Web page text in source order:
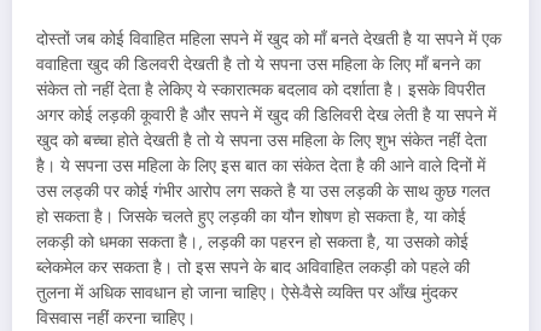
दोस्तों जब कोई विवाहित महिला सपने में खुद को माँ बनते देखती है या सपने में एक
ववाहिता खुद की डिलवरी देखती है तो ये सपना उस महिला के लिए माँ बनने का
संकेत तो नहीं देता है लेकिए ये स्कारात्मक बदलाव को दर्शाता है। इसके विपरीत
अगर कोई लड़की कूवारी है और सपने में खुद की डिलिवरी देख लेती है या सपने में
खुद को बच्चा होते देखती है तो ये सपना उस महिला के लिए शुभ संकेत नहीं देता
है। ये सपना उस महिला के लिए इस बात का संकेत देता है की आने वाले दिनों में
उस लड्की पर कोई गंभीर आरोप लग सकते है या उस लड़की के साथ कुछ गलत
हो सकता है। जिसके चलते हुए लड़की का यौन शोषण हो सकता है, या कोई
लकड़ी को धमका सकता है।, लड़की का पहरन हो सकता है, या उसको कोई
ब्लेकमेल कर सकता है। तो इस सपने के बाद अविवाहित लकड़ी को पहले की
तुलना में अधिक सावधान हो जाना चाहिए। ऐसे-वैसे व्यक्ति पर आँख मुंदकर
विसवास नहीं करना चाहिए।